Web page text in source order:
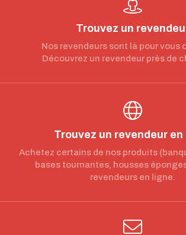
Trouvez un
Nos revendeurs sont là pour vous
Découvrez un revendeur près de
Trouvez un revendeur en
Achetez certains de nos produits
bases tournantes, housses
revendeurs en ligne.